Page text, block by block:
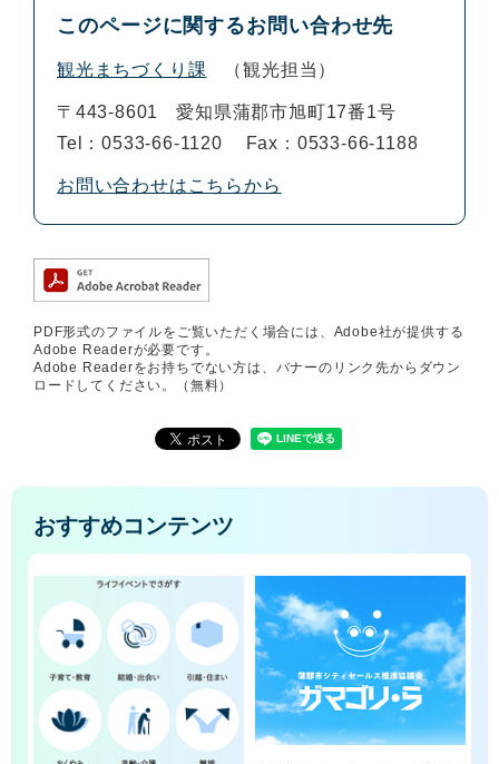
このページに関するお問い合わせ先
観光まちづくり課 観光担当
〒443-8601
愛知県蒲郡市旭町17番1号
Tel：0533-66-1120
Fax：0533-66-1188
お問い合わせはこちらから
PDF形式のファイルをご覧いただく場合には、Adobe社が提供する
Adobe Readerが必要です。
Adobe Readerをお持ちでない方は、バナーのリンク先からダウン
ロードしてください。（無料）
おすすめコンテンツ